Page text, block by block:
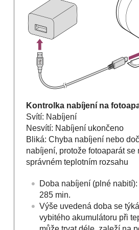
Kontrolka nabíjení na
Svítí: Nabíjení
Nesvítí: Nabíjení ukončeno
Bliká: Chyba nabíjení nebo
nabíjení, protože fotoaparát se
správném teplotním rozsahu
Doba nabíjení (plné
285 min.
Výše uvedená doba se
vybitého akumulátoru při